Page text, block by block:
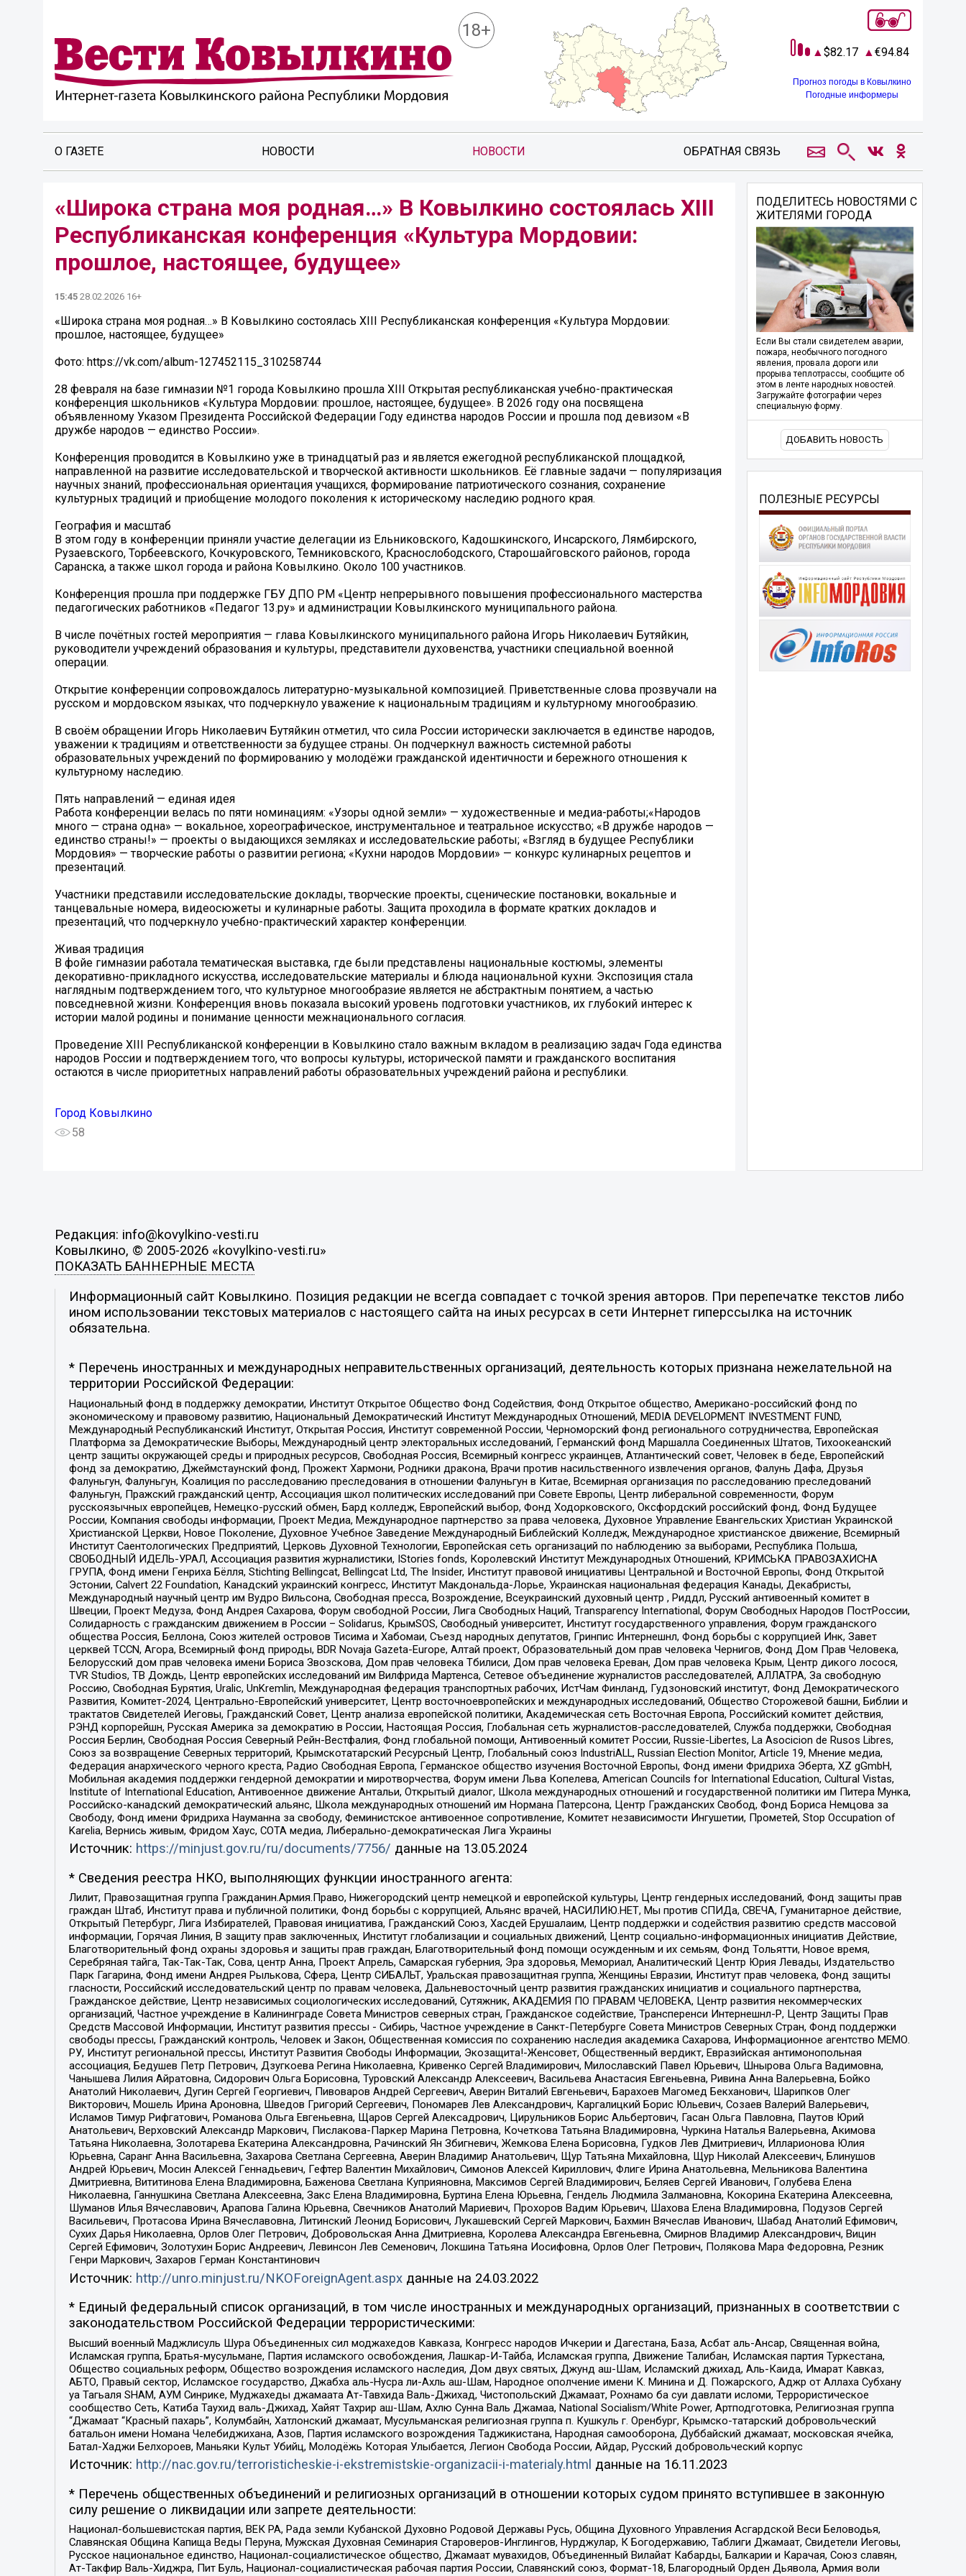
18+
82.17 94.84
Прогноз погоды в Ковылкино
Погодные информеры
О ГАЗЕТЕ НОВОСТИ НОВОСТИ ОБРАТНАЯ СВЯЗЬ
«Широка страна моя родная…» В Ковылкино состоялась XIII
Республиканская конференция «Культура Мордовии:
прошлое, настоящее, будущее»
15:45 28.02.2026 16+
«Широка страна моя родная…» В Ковылкино состоялась XIII Республиканская конференция «Культура Мордовии:
прошлое, настоящее, будущее»
Фото: https://vk.com/album-127452115_310258744
28 февраля на базе гимназии №1 города Ковылкино прошла XIII Открытая республиканская учебно-практическая
конференция школьников «Культура Мордовии: прошлое, настоящее, будущее». В 2026 году она посвящена
объявленному Указом Президента Российской Федерации Году единства народов России и прошла под девизом «В
дружбе народов — единство России».
Конференция проводится в Ковылкино уже в тринадцатый раз и является ежегодной республиканской площадкой,
направленной на развитие исследовательской и творческой активности школьников. Её главные задачи — популяризация
научных знаний, профессиональная ориентация учащихся, формирование патриотического сознания, сохранение
культурных традиций и приобщение молодого поколения к историческому наследию родного края.
География и масштаб
В этом году в конференции приняли участие делегации из Ельниковского, Кадошкинского, Инсарского, Лямбирского,
Рузаевского, Торбеевского, Кочкуровского, Темниковского, Краснослободского, Старошайговского районов, города
Саранска, а также школ города и района Ковылкино. Около 100 участников.
Конференция прошла при поддержке ГБУ ДПО РМ «Центр непрерывного повышения профессионального мастерства
педагогических работников «Педагог 13.ру» и администрации Ковылкинского муниципального района.
В числе почётных гостей мероприятия — глава Ковылкинского муниципального района Игорь Николаевич Бутяйкин,
руководители учреждений образования и культуры, представители духовенства, участники специальной военной
операции.
Открытие конференции сопровождалось литературно-музыкальной композицией. Приветственные слова прозвучали на
русском и мордовском языках, что подчеркнуло уважение к национальным традициям и культурному многообразию.
В своём обращении Игорь Николаевич Бутяйкин отметил, что сила России исторически заключается в единстве народов,
уважении к традициям и ответственности за будущее страны. Он подчеркнул важность системной работы
образовательных учреждений по формированию у молодёжи гражданской идентичности и бережного отношения к
культурному наследию.
Пять направлений — единая идея
Работа конференции велась по пяти номинациям: «Узоры одной земли» — художественные и медиа-работы;«Народов
много — страна одна» — вокальное, хореографическое, инструментальное и театральное искусство; «В дружбе народов —
единство страны!» — проекты о выдающихся земляках и исследовательские работы; «Взгляд в будущее Республики
Мордовия» — творческие работы о развитии региона; «Кухни народов Мордовии» — конкурс кулинарных рецептов и
презентаций.
Участники представили исследовательские доклады, творческие проекты, сценические постановки, вокальные и
танцевальные номера, видеосюжеты и кулинарные работы. Защита проходила в формате кратких докладов и
презентаций, что подчеркнуло учебно-практический характер конференции.
Живая традиция
В фойе гимназии работала тематическая выставка, где были представлены национальные костюмы, элементы
декоративно-прикладного искусства, исследовательские материалы и блюда национальной кухни. Экспозиция стала
наглядным подтверждением того, что культурное многообразие является не абстрактным понятием, а частью
повседневной жизни. Конференция вновь показала высокий уровень подготовки участников, их глубокий интерес к
истории малой родины и понимание ценности межнационального согласия.
Проведение XIII Республиканской конференции в Ковылкино стало важным вкладом в реализацию задач Года единства
народов России и подтверждением того, что вопросы культуры, исторической памяти и гражданского воспитания
остаются в числе приоритетных направлений работы образовательных учреждений района и республики.
Город Ковылкино
58
ПОДЕЛИТЕСЬ НОВОСТЯМИ С
ЖИТЕЛЯМИ ГОРОДА
Если Вы стали свидетелем аварии,
пожара, необычного погодного
явления, провала дороги или
прорыва теплотрассы, сообщите об
этом в ленте народных новостей.
Загружайте фотографии через
специальную форму.
ДОБАВИТЬ НОВОСТЬ
ПОЛЕЗНЫЕ РЕСУРСЫ
Редакция: info@kovylkino-vesti.ru
Ковылкино, © 2005-2026 «kovylkino-vesti.ru»
ПОКАЗАТЬ БАННЕРНЫЕ МЕСТА
Информационный сайт Ковылкино. Позиция редакции не всегда совпадает с точкой зрения авторов. При перепечатке текстов либо
ином использовании текстовых материалов с настоящего сайта на иных ресурсах в сети Интернет гиперссылка на источник
обязательна.
* Перечень иностранных и международных неправительственных организаций, деятельность которых признана нежелательной на
территории Российской Федерации:
Национальный фонд в поддержку демократии, Институт Открытое Общество Фонд Содействия, Фонд Открытое общество, Американо-российский фонд по
экономическому и правовому развитию, Национальный Демократический Институт Международных Отношений, MEDIA DEVELOPMENT INVESTMENT FUND,
Международный Республиканский Институт, Открытая Россия, Институт современной России, Черноморский фонд регионального сотрудничества, Европейская
Платформа за Демократические Выборы, Международный центр электоральных исследований, Германский фонд Маршалла Соединенных Штатов, Тихоокеанский
центр защиты окружающей среды и природных ресурсов, Свободная Россия, Всемирный конгресс украинцев, Атлантический совет, Человек в беде, Европейский
фонд за демократию, Джеймстаунский фонд, Прожект Хармони, Родники дракона, Врачи против насильственного извлечения органов, Фалунь Дафа, Друзья
Фалуньгун, Фалуньгун, Коалиция по расследованию преследования в отношении Фалуньгун в Китае, Всемирная организация по расследованию преследований
Фалуньгун, Пражский гражданский центр, Ассоциация школ политических исследований при Совете Европы, Центр либеральной современности, Форум
русскоязычных европейцев, Немецко-русский обмен, Бард колледж, Европейский выбор, Фонд Ходорковского, Оксфордский российский фонд, Фонд Будущее
России, Компания свободы информации, Проект Медиа, Международное партнерство за права человека, Духовное Управление Евангельских Христиан Украинской
Христианской Церкви, Новое Поколение, Духовное Учебное Заведение Международный Библейский Колледж, Международное христианское движение, Всемирный
Институт Саентологических Предприятий, Церковь Духовной Технологии, Европейская сеть организаций по наблюдению за выборами, Республика Польша,
СВОБОДНЫЙ ИДЕЛЬ-УРАЛ, Ассоциация развития журналистики, IStories fonds, Королевский Институт Международных Отношений, КРИМСЬКА ПРАВОЗАХИСНА
ГРУПА, Фонд имени Генриха Бёлля, Stichting Bellingcat, Bellingcat Ltd, The Insider, Институт правовой инициативы Центральной и Восточной Европы, Фонд Открытой
Эстонии, Calvert 22 Foundation, Канадский украинский конгресс, Институт Макдональда-Лорье, Украинская национальная федерация Канады, Декабристы,
Международный научный центр им Вудро Вильсона, Свободная пресса, Возрождение, Всеукраинский духовный центр , Риддл, Русский антивоенный комитет в
Швеции, Проект Медуза, Фонд Андрея Сахарова, Форум свободной России, Лига Свободных Наций, Transparеncy International, Форум Свободных Народов ПостРоссии,
Солидарность с гражданским движением в России – Solidarus, КрымSOS, Свободный университет, Институт государственного управления, Форум гражданского
общества Россия, Беллона, Союз жителей островов Тисима и Хабомаи, Съезд народных депутатов, Гринпис Интернешнл, Фонд борьбы с коррупцией Инк, Завет
церквей TCCN, Агора, Всемирный фонд природы, BDR Novaja Gazeta-Europe, Алтай проект, Образовательный дом прав человека Чернигов, Фонд Дом Прав Человека,
Белорусский дом прав человека имени Бориса Звозскова, Дом прав человека Тбилиси, Дом прав человека Ереван, Дом прав человека Крым, Центр дикого лосося,
TVR Studios, ТВ Дождь, Центр европейских исследований им Вилфрида Мартенса, Сетевое объединение журналистов расследователей, АЛЛАТРА, За свободную
Россию, Свободная Бурятия, Uralic, UnKremlin, Международная федерация транспортных рабочих, ИстЧам Финланд, Гудзоновский институт, Фонд Демократического
Развития, Комитет-2024, Центрально-Европейский университет, Центр восточноевропейских и международных исследований, Общество Сторожевой башни, Библии и
трактатов Свидетелей Иеговы, Гражданский Совет, Центр анализа европейской политики, Академическая сеть Восточная Европа, Российский комитет действия,
РЭНД корпорейшн, Русская Америка за демократию в России, Настоящая Россия, Глобальная сеть журналистов-расследователей, Служба поддержки, Свободная
Россия Берлин, Свободная Россия Северный Рейн-Вестфалия, Фонд глобальной помощи, Антивоенный комитет России, Russie-Libertes, La Asocicion de Rusos Libres,
Союз за возвращение Северных территорий, Крымскотатарский Ресурсный Центр, Глобальный союз IndustriALL, Russian Election Monitor, Article 19, Мнение медиа,
Федерация анархического черного креста, Радио Свободная Европа, Германское общество изучения Восточной Европы, Фонд имени Фридриха Эберта, XZ gGmbH,
Мобильная академия поддержки гендерной демократии и миротворчества, Форум имени Льва Копелева, American Councils for International Education, Cultural Vistas,
Institute of International Education, Антивоенное движение Антальи, Открытый диалог, Школа международных отношений и государственной политики им Питера Мунка,
Российско-канадский демократический альянс, Школа международных отношений им Нормана Патерсона, Центр Гражданских Свобод, Фонд Бориса Немцова за
Свободу, Фонд имени Фридриха Науманна за свободу, Феминистское антивоенное сопротивление, Комитет независимости Ингушетии, Прометей, Stop Occupation of
Karelia, Вернись живым, Фридом Хаус, СОТА медиа, Либерально-демократическая Лига Украины
Источник: https://minjust.gov.ru/ru/documents/7756/ данные на 13.05.2024
* Сведения реестра НКО, выполняющих функции иностранного агента:
Лилит, Правозащитная группа Гражданин.Армия.Право, Нижегородский центр немецкой и европейской культуры, Центр гендерных исследований, Фонд защиты прав
граждан Штаб, Институт права и публичной политики, Фонд борьбы с коррупцией, Альянс врачей, НАСИЛИЮ.НЕТ, Мы против СПИДа, СВЕЧА, Гуманитарное действие,
Открытый Петербург, Лига Избирателей, Правовая инициатива, Гражданский Союз, Хасдей Ерушалаим, Центр поддержки и содействия развитию средств массовой
информации, Горячая Линия, В защиту прав заключенных, Институт глобализации и социальных движений, Центр социально-информационных инициатив Действие,
Благотворительный фонд охраны здоровья и защиты прав граждан, Благотворительный фонд помощи осужденным и их семьям, Фонд Тольятти, Новое время,
Серебряная тайга, Так-Так-Так, Сова, центр Анна, Проект Апрель, Самарская губерния, Эра здоровья, Мемориал, Аналитический Центр Юрия Левады, Издательство
Парк Гагарина, Фонд имени Андрея Рылькова, Сфера, Центр СИБАЛЬТ, Уральская правозащитная группа, Женщины Евразии, Институт прав человека, Фонд защиты
гласности, Российский исследовательский центр по правам человека, Дальневосточный центр развития гражданских инициатив и социального партнерства,
Гражданское действие, Центр независимых социологических исследований, Сутяжник, АКАДЕМИЯ ПО ПРАВАМ ЧЕЛОВЕКА, Центр развития некоммерческих
организаций, Частное учреждение в Калининграде Совета Министров северных стран, Гражданское содействие, Трансперенси Интернешнл-Р, Центр Защиты Прав
Средств Массовой Информации, Институт развития прессы - Сибирь, Частное учреждение в Санкт-Петербурге Совета Министров Северных Стран, Фонд поддержки
свободы прессы, Гражданский контроль, Человек и Закон, Общественная комиссия по сохранению наследия академика Сахарова, Информационное агентство МЕМО.
РУ, Институт региональной прессы, Институт Развития Свободы Информации, Экозащита!-Женсовет, Общественный вердикт, Евразийская антимонопольная
ассоциация, Бедушев Петр Петрович, Дзугкоева Регина Николаевна, Кривенко Сергей Владимирович, Милославский Павел Юрьевич, Шнырова Ольга Вадимовна,
Чанышева Лилия Айратовна, Сидорович Ольга Борисовна, Туровский Александр Алексеевич, Васильева Анастасия Евгеньевна, Ривина Анна Валерьевна, Бойко
Анатолий Николаевич, Дугин Сергей Георгиевич, Пивоваров Андрей Сергеевич, Аверин Виталий Евгеньевич, Барахоев Магомед Бекханович, Шарипков Олег
Викторович, Мошель Ирина Ароновна, Шведов Григорий Сергеевич, Пономарев Лев Александрович, Каргалицкий Борис Юльевич, Созаев Валерий Валерьевич,
Исламов Тимур Рифгатович, Романова Ольга Евгеньевна, Щаров Сергей Алексадрович, Цирульников Борис Альбертович, Гасан Ольга Павловна, Паутов Юрий
Анатольевич, Верховский Александр Маркович, Пислакова-Паркер Марина Петровна, Кочеткова Татьяна Владимировна, Чуркина Наталья Валерьевна, Акимова
Татьяна Николаевна, Золотарева Екатерина Александровна, Рачинский Ян Збигневич, Жемкова Елена Борисовна, Гудков Лев Дмитриевич, Илларионова Юлия
Юрьевна, Саранг Анна Васильевна, Захарова Светлана Сергеевна, Аверин Владимир Анатольевич, Щур Татьяна Михайловна, Щур Николай Алексеевич, Блинушов
Андрей Юрьевич, Мосин Алексей Геннадьевич, Гефтер Валентин Михайлович, Симонов Алексей Кириллович, Флиге Ирина Анатольевна, Мельникова Валентина
Дмитриевна, Вититинова Елена Владимировна, Баженова Светлана Куприяновна, Максимов Сергей Владимирович, Беляев Сергей Иванович, Голубева Елена
Николаевна, Ганнушкина Светлана Алексеевна, Закс Елена Владимировна, Буртина Елена Юрьевна, Гендель Людмила Залмановна, Кокорина Екатерина Алексеевна,
Шуманов Илья Вячеславович, Арапова Галина Юрьевна, Свечников Анатолий Мариевич, Прохоров Вадим Юрьевич, Шахова Елена Владимировна, Подузов Сергей
Васильевич, Протасова Ирина Вячеславовна, Литинский Леонид Борисович, Лукашевский Сергей Маркович, Бахмин Вячеслав Иванович, Шабад Анатолий Ефимович,
Сухих Дарья Николаевна, Орлов Олег Петрович, Добровольская Анна Дмитриевна, Королева Александра Евгеньевна, Смирнов Владимир Александрович, Вицин
Сергей Ефимович, Золотухин Борис Андреевич, Левинсон Лев Семенович, Локшина Татьяна Иосифовна, Орлов Олег Петрович, Полякова Мара Федоровна, Резник
Генри Маркович, Захаров Герман Константинович
Источник: http://unro.minjust.ru/NKOForeignAgent.aspxданные на 24.03.2022
* Единый федеральный список организаций, в том числе иностранных и международных организаций, признанных в соответствии с
законодательством Российской Федерации террористическими:
Высший военный Маджлисуль Шура Объединенных сил моджахедов Кавказа, Конгресс народов Ичкерии и Дагестана, База, Асбат аль-Ансар, Священная война,
Исламская группа, Братья-мусульмане, Партия исламского освобождения, Лашкар-И-Тайба, Исламская группа, Движение Талибан, Исламская партия Туркестана,
Общество социальных реформ, Общество возрождения исламского наследия, Дом двух святых, Джунд аш-Шам, Исламский джихад, Аль-Каида, Имарат Кавказ,
АБТО, Правый сектор, Исламское государство, Джабха аль-Нусра ли-Ахль аш-Шам, Народное ополчение имени К. Минина и Д. Пожарского, Аджр от Аллаха Субхану
уа Тагьаля SHAM, АУМ Синрике, Муджахеды джамаата Ат-Тавхида Валь-Джихад, Чистопольский Джамаат, Рохнамо ба суи давлати исломи, Террористическое
сообщество Сеть, Катиба Таухид валь-Джихад, Хайят Тахрир аш-Шам, Ахлю Сунна Валь Джамаа, National Socialism/White Power, Артподготовка, Религиозная группа
“Джамаат “Красный пахарь”, Колумбайн, Хатлонский джамаат, Мусульманская религиозная группа п. Кушкуль г. Оренбург, Крымско-татарский добровольческий
батальон имени Номана Челебиджихана, Азов, Партия исламского возрождения Таджикистана, Народная самооборона, Дуббайский джамаат, московская ячейка,
Батал-Хаджи Белхороев, Маньяки Культ Убийц, Молодёжь Которая Улыбается, Легион Свобода России, Айдар, Русский добровольческий корпус
Источник: http://nac.gov.ru/terroristicheskie-i-ekstremistskie-organizacii-i-materialy.html данные на 16.11.2023
* Перечень общественных объединений и религиозных организаций в отношении которых судом принято вступившее в законную
силу решение о ликвидации или запрете деятельности:
Национал-большевистская партия, ВЕК РА, Рада земли Кубанской Духовно Родовой Державы Русь, Община Духовного Управления Асгардской Веси Беловодья,
Славянская Община Капища Веды Перуна, Мужская Духовная Семинария Староверов-Инглингов, Нурджулар, К Богодержавию, Таблиги Джамаат, Свидетели Иеговы,
Русское национальное единство, Национал-социалистическое общество, Джамаат мувахидов, Объединенный Вилайат Кабарды, Балкарии и Карачая, Союз славян,
Ат-Такфир Валь-Хиджра, Пит Буль, Национал-социалистическая рабочая партия России, Славянский союз, Формат-18, Благородный Орден Дьявола, Армия воли